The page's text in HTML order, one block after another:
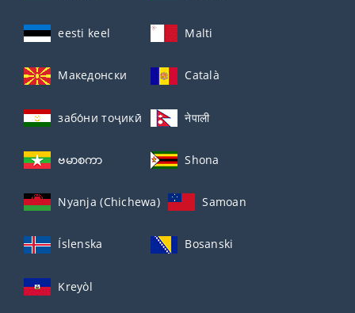
eesti keel Malti
Македонски Català
забо́ни тоҷикӣ́ नेपाली
ဗမာစကာ Shona
Nyanja (Chichewa) Samoan
Íslenska Bosanski
Kreyòl